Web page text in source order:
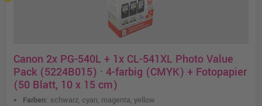
Canon 2x PG-540L + 1x CL-541XL Photo Value
Pack (5224B015) · 4-farbig (CMYK) + Fotopapier
(50 Blatt, 10 x 15 cm)
Farben: schwarz, cyan, magenta, yellow